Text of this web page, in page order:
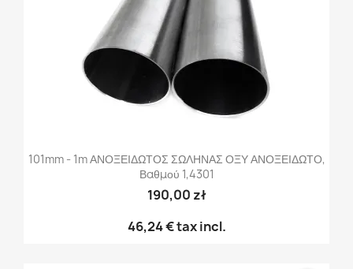
101mm - 1m ΑΝΟΞΕΙΔΩΤΟΣ ΣΩΛΗΝΑΣ ΟΞΥ ΑΝΟΞΕΙΔΩΤΟ,
Βαθμού 1,4301
190,00 zł
46,24 €tax incl.